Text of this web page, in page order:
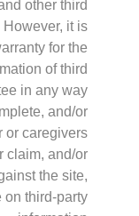
other third
However, it is
for the
of third
in any way
and/or
or caregivers
claim, and/or
the site,
on third-party